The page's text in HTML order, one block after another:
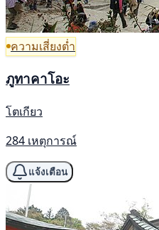
ความเสี่ยงต่ำ
ภูทาคาโอะ
โตเกียว
284 เหตุการณ์
แจ้งเตือน